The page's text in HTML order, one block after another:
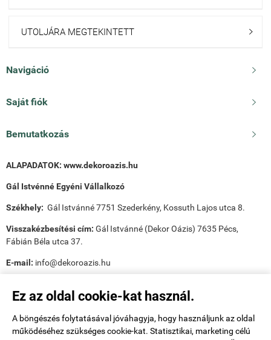
Ez az oldal cookie-kat használ.
A böngészés folytatásával jóváhagyja, hogy használjunk az oldal
működéséhez szükséges cookie-kat. Statisztikai, marketing célú
UTOLJÁRA MEGTEKINTETT 
Navigáció 
Saját fiók 
Bemutatkozás 
ALAPADATOK: www.dekoroazis.hu
Gál Istvénné Egyéni Vállalkozó
Székhely: Gál Istvánné 7751 Szederkény, Kossuth Lajos utca 8.
Visszakézbesítési cím: Gál Istvánné (Dekor Oázis) 7635 Pécs,
Fábián Béla utca 37.
E-mail: info@dekoroazis.hu
Payee tudnivalók: